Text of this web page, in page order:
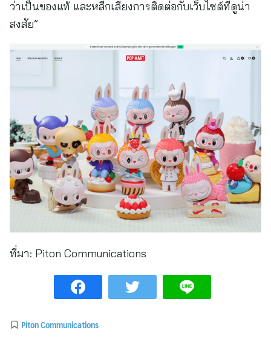
ว่าเป็นของแท้ และหลีกเลี่ยงการติดต่อกับเว็บไซต์ที่ดูน่า
สงสัย”
ที่มา: Piton Communications
Piton Communications